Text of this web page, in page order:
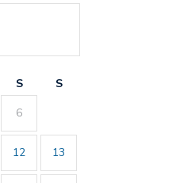
S
S
6
12 13